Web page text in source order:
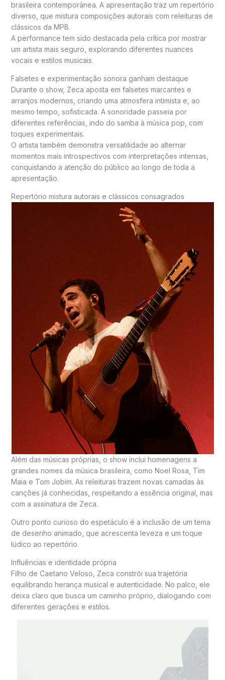
brasileira contemporânea. A apresentação traz um repertório
diverso, que mistura composições autorais com releituras de
clássicos da MPB.
A performance tem sido destacada pela crítica por mostrar
um artista mais seguro, explorando diferentes nuances
vocais e estilos musicais.
Falsetes e experimentação sonora ganham destaque
Durante o show, Zeca aposta em falsetes marcantes e
arranjos modernos, criando uma atmosfera intimista e, ao
mesmo tempo, sofisticada. A sonoridade passeia por
diferentes referências, indo do samba à música pop, com
toques experimentais.
O artista também demonstra versatilidade ao alternar
momentos mais introspectivos com interpretações intensas,
conquistando a atenção do público ao longo de toda a
apresentação.
Repertório mistura autorais e clássicos consagrados
Além das músicas próprias, o show inclui homenagens a
grandes nomes da música brasileira, como Noel Rosa Tim
Maia e Tom Jobim. As releituras trazem novas camadas às
canções já conhecidas, respeitando a essência original, mas
com a assinatura de Zeca.
Outro ponto curioso do espetáculo é a inclusão de um tema
de desenho animado, que acrescenta leveza e um toque
lúdico ao repertório.
Influências e identidade própria
Filho de Caetano Veloso , Zeca constrói sua trajetória
equilibrando herança musical e autenticidade. No palco, ele
deixa claro que busca um caminho próprio, dialogando com
diferentes gerações e estilos.